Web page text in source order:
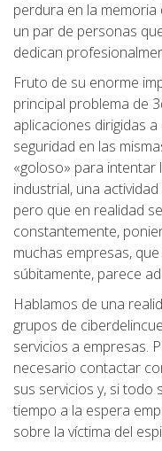
perdura en la
un par de personas
dedican
Fruto de su enorme
principal problema de
aplicaciones dirigidas
seguridad en las
«goloso» para intentar
industrial, una
pero que en realidad
constantemente,
muchas empresas,
súbitamente, parece
Hablamos de una
grupos de
servicios a empresas.
necesario contactar
sus servicios y, si todo
tiempo a la espera
sobre la víctima del